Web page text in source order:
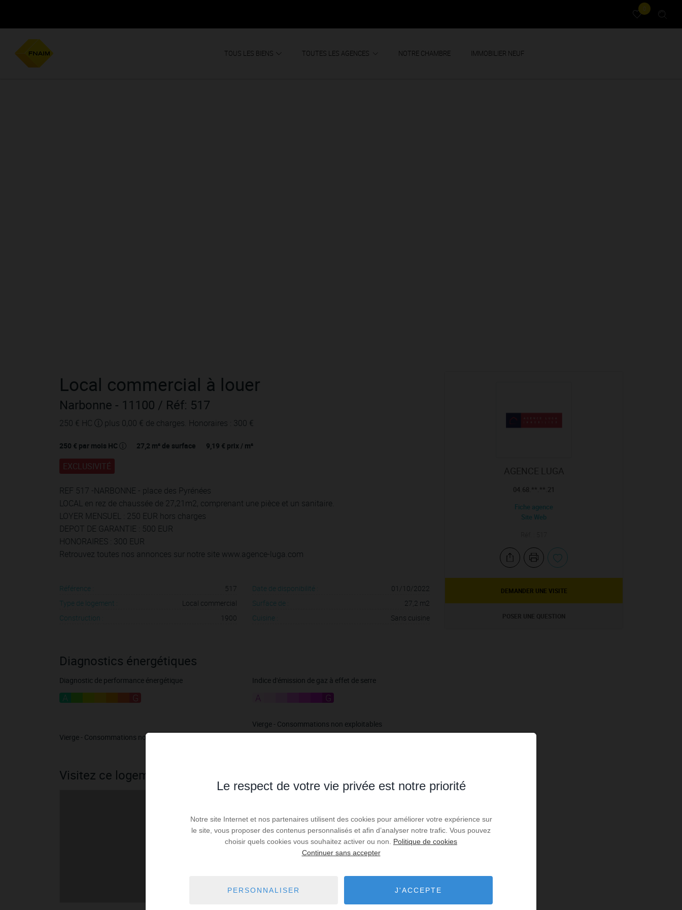
0
TOUS LES BIENS TOUTES LES AGENCES NOTRE CHAMBRE IMMOBILIER NEUF
Local commercial à louer
Narbonne - 11100 / Réf: 517
250 € HC plus 0,00 € de charges. Honoraires : 300 €
250 € par mois HC 27,2 m² de surface 9,19 € prix / m²
EXCLUSIVITÉ
REF 517 -NARBONNE - place des Pyrénées
LOCAL en rez de chaussée de 27,21m2, comprenant une pièce et un sanitaire.
LOYER MENSUEL : 250 EUR hors charges
DEPOT DE GARANTIE : 500 EUR
HONORAIRES : 300 EUR
Retrouvez toutes nos annonces sur notre site www.agence-luga.com
Référence :
517
Type de logement :
Local commercial
Construction :
1900
Date de disponibilité :
01/10/2022
Surface de :
27,2 m2
Cuisine :
Sans cuisine
Diagnostics énergétiques
Diagnostic de performance énergétique
A G
Indice d'émission de gaz à effet de serre
A G
Vierge - Consommations non exploitables
Vierge - Consommations non exploitables
Visitez ce logement
AGENCE LUGA
04.68.**.**.21
Fiche agence
Site Web
DEMANDER UNE VISITE
POSER UNE QUESTION
Le respect de votre vie privée est notre priorité
Notre site Internet et nos partenaires utilisent des cookies pour améliorer votre expérience sur
le site, vous proposer des contenus personnalisés et afin d’analyser notre trafic. Vous pouvez
choisir quels cookies vous souhaitez activer ou non. Politique de cookies
Continuer sans accepter
PERSONNALISER J'ACCEPTE